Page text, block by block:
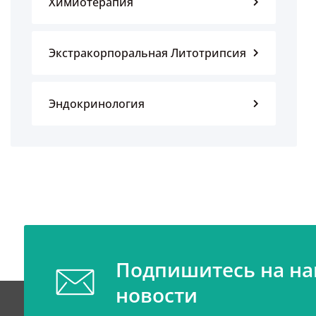
Экстракорпоральная Литотрипсия
Эндокринология
Подпишитесь на
новости